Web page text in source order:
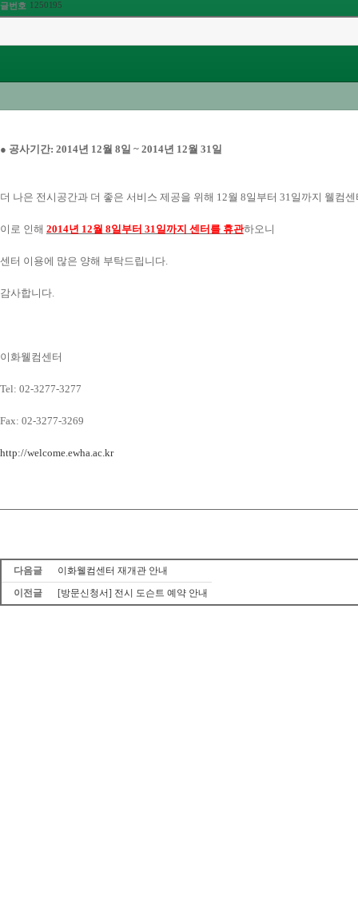
글번호 1250195
● 공사기간: 2014년 12월 8일 ~ 2014년 12월 31일
더 나은 전시공간과 더 좋은 서비스 제공을 위해 12월 8일부터 31일까지 웰컴
이로 인해 2014년 12월 8일부터 31일까지 센터를 휴관하오니
센터 이용에 많은 양해 부탁드립니다.
감사합니다.
이화웰컴센터
Tel: 02-3277-3277
Fax: 02-3277-3269
http://welcome.ewha.ac.kr
다음글
이화웰컴센터 재개관 안내
이전글
[방문신청서] 전시 도슨트 예약 안내